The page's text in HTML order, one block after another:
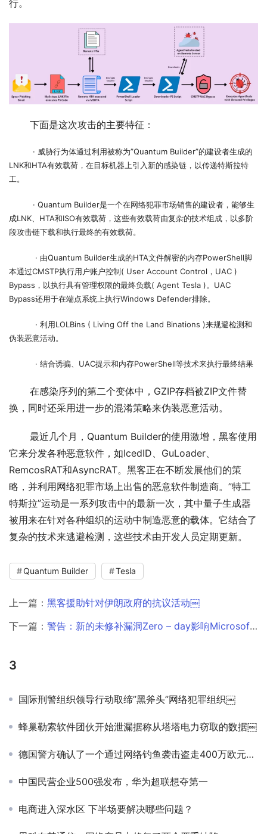
行。
       下面是这次攻击的主要特征：
· 威胁行为体通过利用被称为”Quantum Builder”的建设者生成的
LNK和HTA有效载荷，在目标机器上引入新的感染链，以传递特斯拉特
工。
成LNK、HTA和ISO有效载荷，这些有效载荷由复杂的技术组成，以多阶
段攻击链下载和执行最终的有效载荷。
本通过CMSTP执行用户账户控制( User Account Control，UAC )
Bypass，以执行具有管理权限的最终负载( Agent Tesla )。UAC
Bypass还用于在端点系统上执行Windows Defender排除。
伪装恶意活动。
           · 结合诱骗、UAC提示和内存PowerShell等技术来执行最终结果
换，同时还采用进一步的混淆策略来伪装恶意活动。
它来分发各种恶意软件，如IcedID、GuLoader、
RemcosRAT和AsyncRAT。黑客正在不断发展他们的策
略，并利用网络犯罪市场上出售的恶意软件制造商。”特工
特斯拉”运动是一系列攻击中的最新一次，其中量子生成器
被用来在针对各种组织的运动中制造恶意的载体。它结合了
复杂的技术来逃避检测，这些技术由开发人员定期更新。
Quantum Builder Tesla
上一篇： 黑客援助针对伊朗政府的抗议活动￼
下一篇： 警告：新的未修补漏洞Zero – day影响Microsoft Exchange￼
3
国际刑警组织领导行动取缔”黑斧头”网络犯罪组织￼
蜂巢勒索软件团伙开始泄漏据称从塔塔电力窃取的数据￼
德国警方确认了一个通过网络钓鱼袭击盗走400万欧元的团伙￼
中国民营企业500强发布，华为超联想夺第一
电商进入深水区 下半场要解决哪些问题？